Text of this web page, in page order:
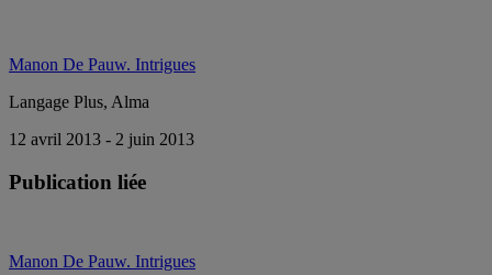
Manon De Pauw. Intrigues
Langage Plus, Alma
12 avril 2013 - 2 juin 2013
Publication liée
Manon De Pauw. Intrigues